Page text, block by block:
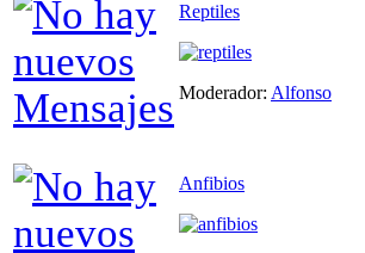
Reptiles
Moderador: Alfonso
Anfibios